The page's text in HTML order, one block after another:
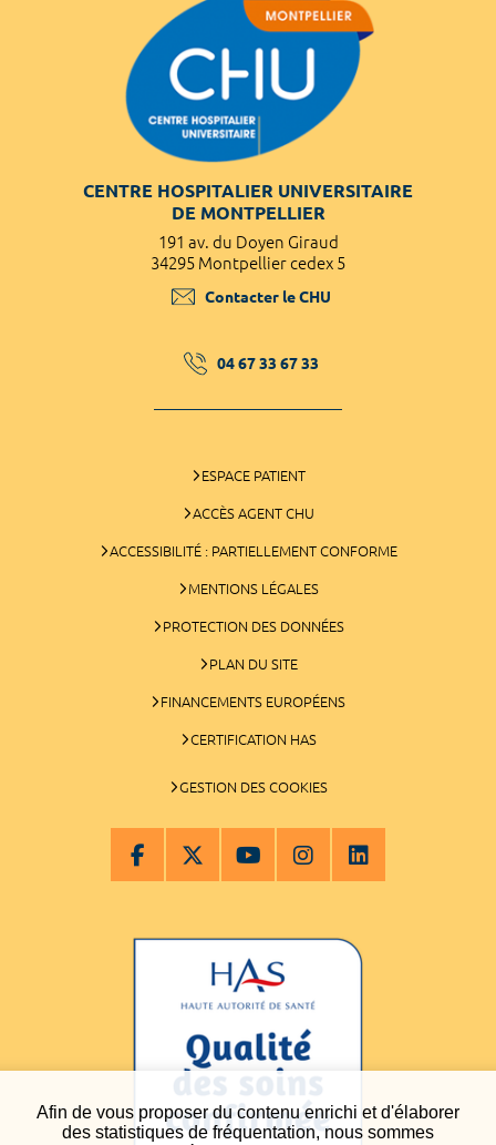
Afin de vous proposer du contenu enrichi et d'élaborer
des statistiques de fréquentation, nous sommes
CENTRE HOSPITALIER UNIVERSITAIRE
DE MONTPELLIER
191 av. du Doyen Giraud
34295 Montpellier cedex 5
Contacter le CHU
04 67 33 67 33
ESPACE PATIENT
ACCÈS AGENT CHU
ACCESSIBILITÉ : PARTIELLEMENT CONFORME
MENTIONS LÉGALES
PROTECTION DES DONNÉES
PLAN DU SITE
FINANCEMENTS EUROPÉENS
CERTIFICATION HAS
GESTION DES COOKIES